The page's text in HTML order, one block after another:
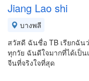
Jiang Lao shi
บางพลี
สวัสดี ฉันชื่อ TB เรียกฉัน
ทุกวัย ฉันดีใจมากที่ได้เป็
จีนที่จริงใจที่สุด